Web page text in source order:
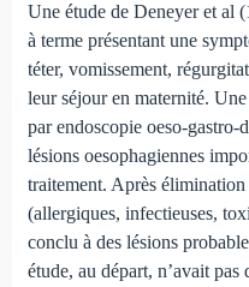
Une étude de Deneyer et al
à terme présentant une
téter, vomissement,
leur séjour en maternité.
par endoscopie oeso-gastro-
lésions oesophagiennes
traitement. Après élimination
(allergiques, infectieuses,
conclu à des lésions
étude, au départ, n’avait